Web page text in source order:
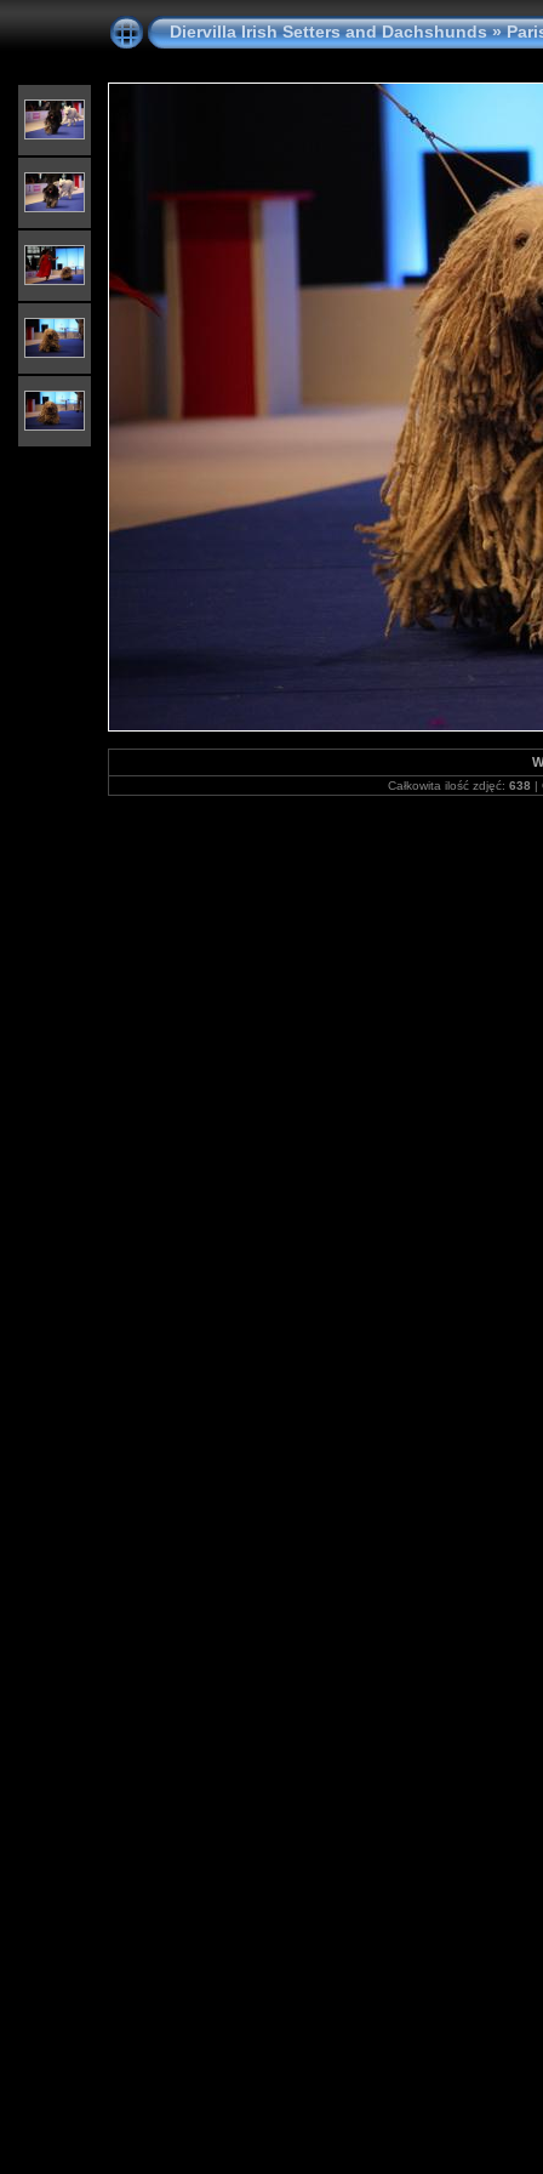
Diervilla Irish Setters and Dachshunds»
Całkowita ilość zdjęć: 638 |